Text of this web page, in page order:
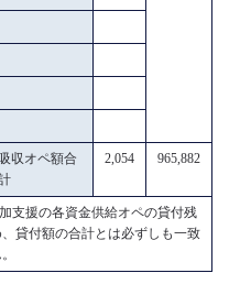
収オペ額合
2,054 965,882
支援の各資金供給オペの貸付残
貸付額の合計とは必ずしも一致